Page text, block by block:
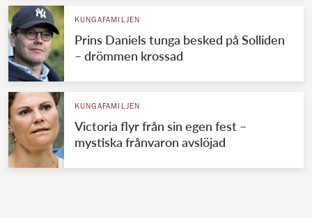
KUNGAFAMILJEN
Prins Daniels tunga besked på Solliden
– drömmen krossad
KUNGAFAMILJEN
Victoria flyr från sin egen fest –
mystiska frånvaron avslöjad